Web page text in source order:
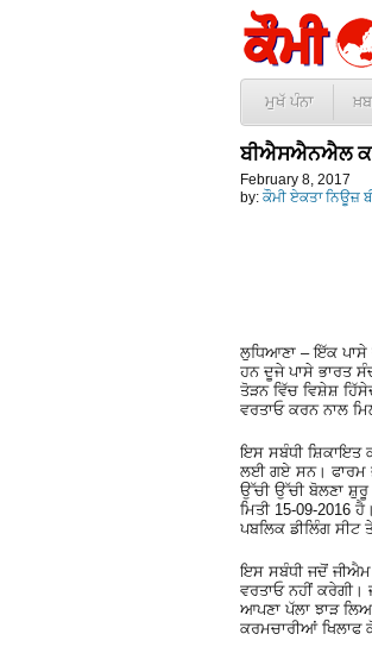
ਮੁਖੱ ਪੰਨਾ
ਬੀਐਸਐਨਐਲ
February 8, 2017
by: ਕੌਮੀ ਏਕਤਾ ਨਿਊਜ਼
ਲੁਧਿਆਣਾ – ਇੱਕ
ਹਨ ਦੂਜੇ ਪਾਸੇ ਭਾਰਤ
ਤੋੜਨ ਵਿੱਚ ਵਿਸ਼ੇਸ਼
ਵਰਤਾਓ ਕਰਨ ਨਾਲ
ਇਸ ਸਬੰਧੀ ਸ਼ਿਕਾਇਤ
ਲਈ ਗਏ ਸਨ। ਫਾਰਮ
ਉੱਚੀ ਉੱਚੀ ਬੋਲਣਾ ਸ਼ੁਰੂ
ਮਿਤੀ 15-09-2016
ਪਬਲਿਕ ਡੀਲਿੰਗ ਸੀਟ
ਇਸ ਸਬੰਧੀ ਜਦੋਂ ਜੀਐਮ
ਵਰਤਾਓ ਨਹੀਂ ਕਰੇਗੀ।
ਆਪਣਾ ਪੱਲਾ ਝਾੜ
ਕਰਮਚਾਰੀਆਂ ਖਿਲਾਫ